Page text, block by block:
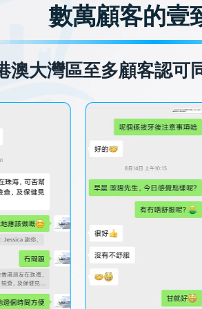
數萬顧客的壹
澳大灣區至多顧客認可